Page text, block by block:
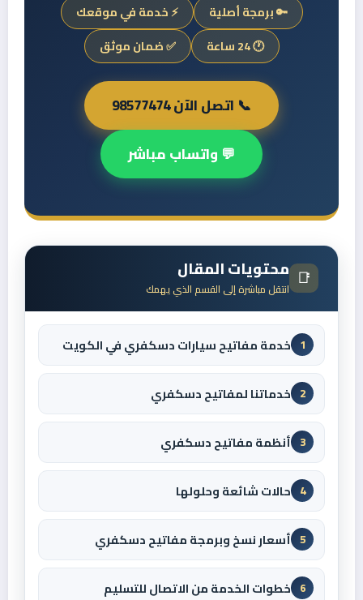
🔑 برمجة أصلية
⚡ خدمة في موقعك
🕐 24 ساعة
✅ ضمان موثق
📞 اتصل الآن 98577474
💬 واتساب مباشر
📑 محتويات المقال
انتقل مباشرة إلى القسم الذي يهمك
1 خدمة مفاتيح سيارات دسكفري في الكويت
2 خدماتنا لمفاتيح دسكفري
3 أنظمة مفاتيح دسكفري
4 حالات شائعة وحلولها
5 أسعار نسخ وبرمجة مفاتيح دسكفري
6 خطوات الخدمة من الاتصال للتسليم